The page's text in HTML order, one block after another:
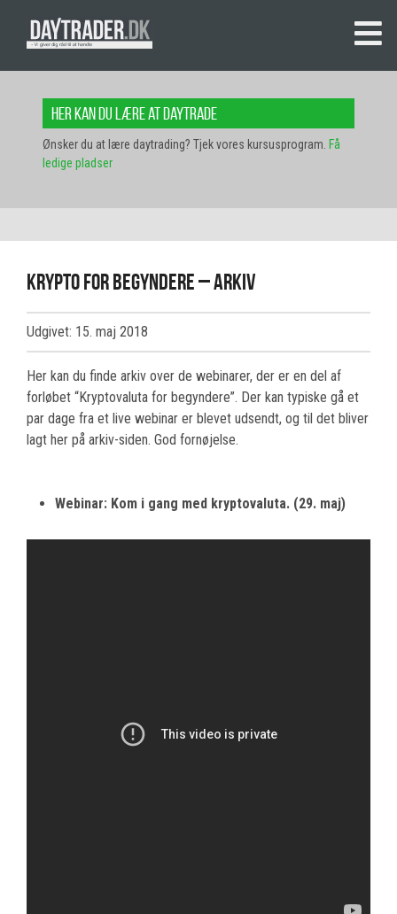
Her kan du lære at daytrade
Ønsker du at lære daytrading? Tjek vores kursusprogram. Få
ledige pladser
Krypto for begyndere – arkiv
Udgivet: 15. maj 2018
Her kan du finde arkiv over de webinarer, der er en del af
forløbet “Kryptovaluta for begyndere”. Der kan typiske gå et
par dage fra et live webinar er blevet udsendt, og til det bliver
lagt her på arkiv-siden. God fornøjelse.
Webinar: Kom i gang med kryptovaluta. (29. maj)